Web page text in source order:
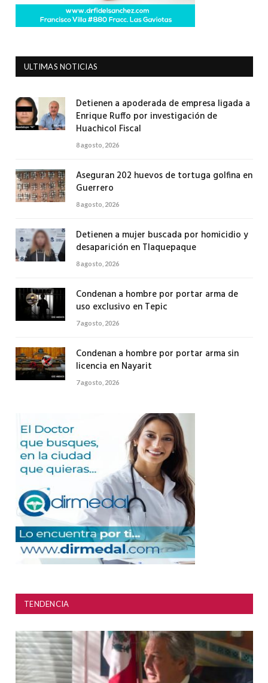
ULTIMAS NOTICIAS
Detienen a apoderada de empresa ligada a
Enrique Ruffo por investigación de
Huachicol Fiscal
8 agosto, 2026
Aseguran 202 huevos de tortuga golfina en
Guerrero
8 agosto, 2026
Detienen a mujer buscada por homicidio y
desaparición en Tlaquepaque
8 agosto, 2026
Condenan a hombre por portar arma de
uso exclusivo en Tepic
7 agosto, 2026
Condenan a hombre por portar arma sin
licencia en Nayarit
7 agosto, 2026
TENDENCIA